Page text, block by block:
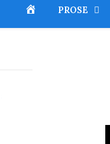
PROSE